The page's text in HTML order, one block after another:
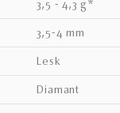
3,5 - 4,3 g*
3,5-4 mm
lesk
diamant